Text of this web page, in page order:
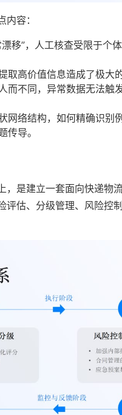
容：
移”，人工核查受限于个
取高价值信息造成了极大
不同，异常数据无法触
络结构，如何精确识别
导。
是建立一套面向快递物
估、分级管理、风险控